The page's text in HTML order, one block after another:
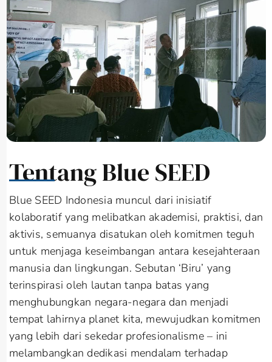
Tentang Blue SEED
Blue SEED Indonesia muncul dari inisiatif
kolaboratif yang melibatkan akademisi, praktisi, dan
aktivis, semuanya disatukan oleh komitmen teguh
untuk menjaga keseimbangan antara kesejahteraan
manusia dan lingkungan. Sebutan ‘Biru’ yang
terinspirasi oleh lautan tanpa batas yang
menghubungkan negara-negara dan menjadi
tempat lahirnya planet kita, mewujudkan komitmen
yang lebih dari sekedar profesionalisme – ini
melambangkan dedikasi mendalam terhadap